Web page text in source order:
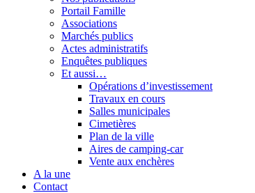
Portail Famille
Associations
Marchés publics
Actes administratifs
Enquêtes publiques
Et aussi…
Opérations d’investissement
Travaux en cours
Salles municipales
Cimetières
Plan de la ville
Aires de camping-car
Vente aux enchères
A la une
Contact